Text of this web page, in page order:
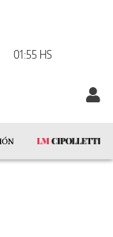
01:55 HS